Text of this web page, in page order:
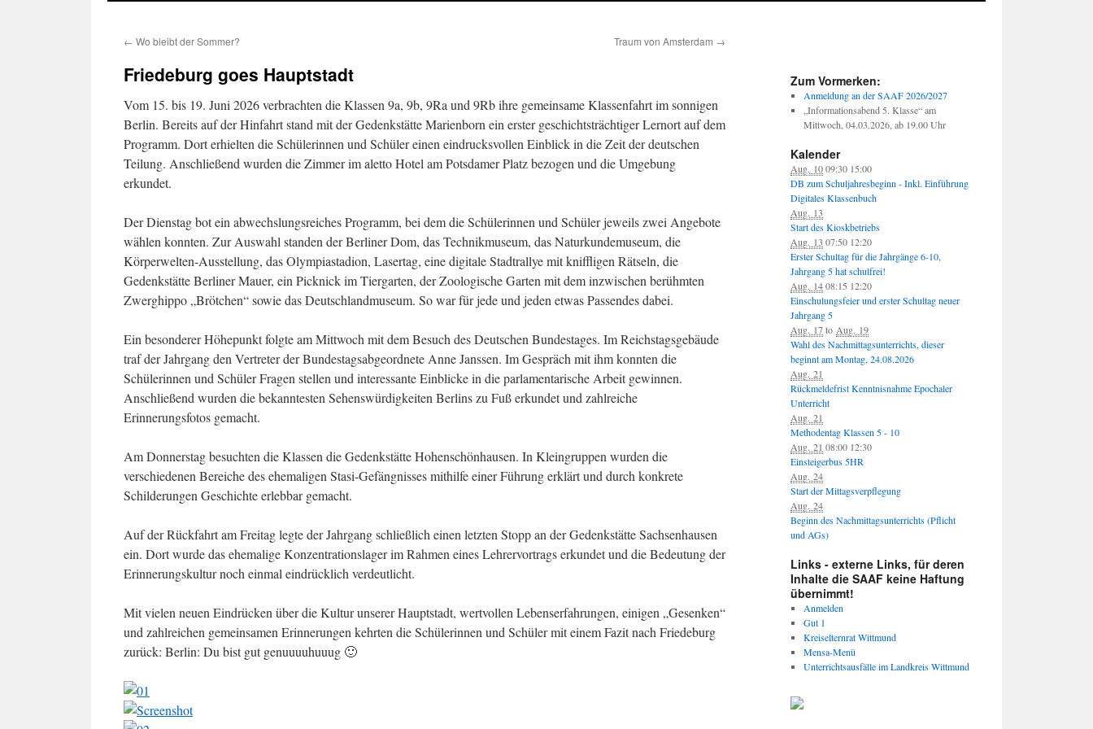
← Wo bleibt der Sommer? Traum von Amsterdam →
Friedeburg goes Hauptstadt
Vom 15. bis 19. Juni 2026 verbrachten die Klassen 9a, 9b, 9Ra und 9Rb ihre gemeinsame Klassenfahrt im sonnigen
Berlin. Bereits auf der Hinfahrt stand mit der Gedenkstätte Marienborn ein erster geschichtsträchtiger Lernort auf dem
Programm. Dort erhielten die Schülerinnen und Schüler einen eindrucksvollen Einblick in die Zeit der deutschen
Teilung. Anschließend wurden die Zimmer im aletto Hotel am Potsdamer Platz bezogen und die Umgebung
erkundet.
Der Dienstag bot ein abwechslungsreiches Programm, bei dem die Schülerinnen und Schüler jeweils zwei Angebote
wählen konnten. Zur Auswahl standen der Berliner Dom, das Technikmuseum, das Naturkundemuseum, die
Körperwelten-Ausstellung, das Olympiastadion, Lasertag, eine digitale Stadtrallye mit kniffligen Rätseln, die
Gedenkstätte Berliner Mauer, ein Picknick im Tiergarten, der Zoologische Garten mit dem inzwischen berühmten
Zwerghippo „Brötchen“ sowie das Deutschlandmuseum. So war für jede und jeden etwas Passendes dabei.
Ein besonderer Höhepunkt folgte am Mittwoch mit dem Besuch des Deutschen Bundestages. Im Reichstagsgebäude
traf der Jahrgang den Vertreter der Bundestagsabgeordnete Anne Janssen. Im Gespräch mit ihm konnten die
Schülerinnen und Schüler Fragen stellen und interessante Einblicke in die parlamentarische Arbeit gewinnen.
Anschließend wurden die bekanntesten Sehenswürdigkeiten Berlins zu Fuß erkundet und zahlreiche
Erinnerungsfotos gemacht.
Am Donnerstag besuchten die Klassen die Gedenkstätte Hohenschönhausen. In Kleingruppen wurden die
verschiedenen Bereiche des ehemaligen Stasi-Gefängnisses mithilfe einer Führung erklärt und durch konkrete
Schilderungen Geschichte erlebbar gemacht.
Auf der Rückfahrt am Freitag legte der Jahrgang schließlich einen letzten Stopp an der Gedenkstätte Sachsenhausen
ein. Dort wurde das ehemalige Konzentrationslager im Rahmen eines Lehrervortrags erkundet und die Bedeutung der
Erinnerungskultur noch einmal eindrücklich verdeutlicht.
Mit vielen neuen Eindrücken über die Kultur unserer Hauptstadt, wertvollen Lebenserfahrungen, einigen „Gesenken“
und zahlreichen gemeinsamen Erinnerungen kehrten die Schülerinnen und Schüler mit einem Fazit nach Friedeburg
zurück: Berlin: Du bist gut genuuuuhuuug 🙂
Zum Vormerken:
Anmeldung an der SAAF 2026/2027
„Informationsabend 5. Klasse“ am
Mittwoch, 04.03.2026, ab 19.00 Uhr
Kalender
Aug. 1009:30 15:00
DB zum Schuljahresbeginn - Inkl. Einführung
Digitales Klassenbuch
Aug. 13
Start des Kioskbetriebs
Aug. 13 07:50 12:20
Erster Schultag für die Jahrgänge 6-10,
Jahrgang 5 hat schulfrei!
Aug. 1408:15 12:20
Einschulungsfeier und erster Schultag neuer
Jahrgang 5
Aug. 17to Aug. 19
Wahl des Nachmittagsunterrichts, dieser
beginnt am Montag, 24.08.2026
Aug. 21
Rückmeldefrist Kenntnisnahme Epochaler
Unterricht
Aug. 21
Methodentag Klassen 5 - 10
Aug. 21 08:00 12:30
Einsteigerbus 5HR
Aug. 24
Start der Mittagsverpflegung
Aug. 24
Beginn des Nachmittagsunterrichts (Pflicht
und AGs)
Links - externe Links, für deren
Inhalte die SAAF keine Haftung
übernimmt!
Anmelden
Gut 1
Kreiselternrat Wittmund
Mensa-Menü
Unterrichtsausfälle im Landkreis Wittmund